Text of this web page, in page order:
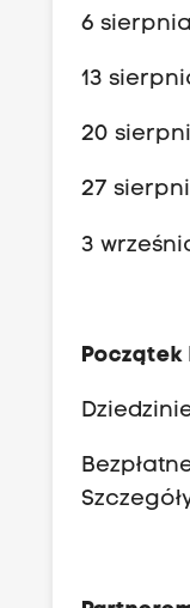
6
13
20
27
3
Początek